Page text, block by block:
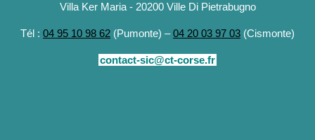
Villa Ker Maria - 20200 Ville Di Pietrabugno
Tél : 04 95 10 98 62 (Pumonte) –04 20 03 97 03 (Cismonte)
contact-sic@ct-corse.fr